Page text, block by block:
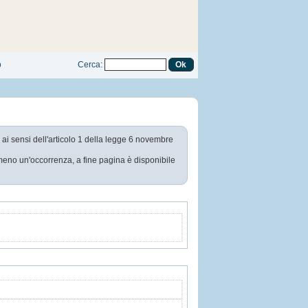
Cerca:
sensi dell'articolo 1 della legge 6 novembre
un'occorrenza, a fine pagina è disponibile